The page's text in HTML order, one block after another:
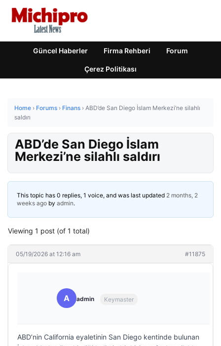
Güncel Haberler Firma Rehberi Forum
Çerez Politikası
Home › Forums › Finans › ABD’de San Diego İslam Merkezi’ne silahlı
saldırı
ABD’de San Diego İslam
Merkezi’ne silahlı saldırı
This topic has 0 replies, 1 voice, and was last updated 2 months, 2
weeks ago by admin.
Viewing 1 post (of 1 total)
05/19/2026 at 12:16 am #11875
A admin Keymaster
ABD’nin California eyaletinin San Diego kentinde bulunan